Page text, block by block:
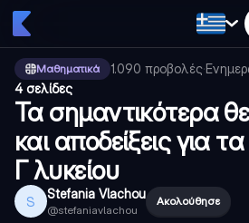
Μαθηματικά 1.090 προβολές·
4 σελίδες
Τα σημαντικότερα
και αποδείξεις για
Γ λυκείου
S Stefania Vlachou
@stefaniavlachou
Ακολούθησε